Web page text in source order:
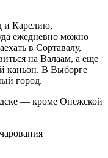
и Карелию,
ежедневно можно
в Сортавалу,
на Валаам, а еще
каньон. В Выборге
город.
— кроме Онежской